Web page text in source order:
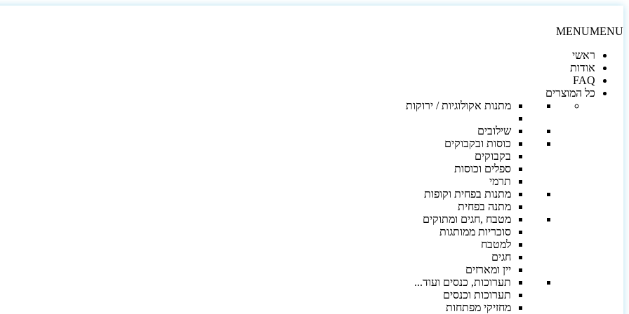
MENUMENU
ראשי
אודות
FAQ
כל המוצרים
מתנות אקולוגיות / ירוקות
שילובים
כוסות ובקבוקים
בקבוקים
ספלים וכוסות
תרמי
מתנות בפחית וקופות
מתנה בפחית
מטבח ,חגים ומתוקים
סוכריות ממותגות
למטבח
חגים
יין ומארזים
תערוכות, כנסים ועוד...
תערוכות וכנסים
מחזיקי מפתחות